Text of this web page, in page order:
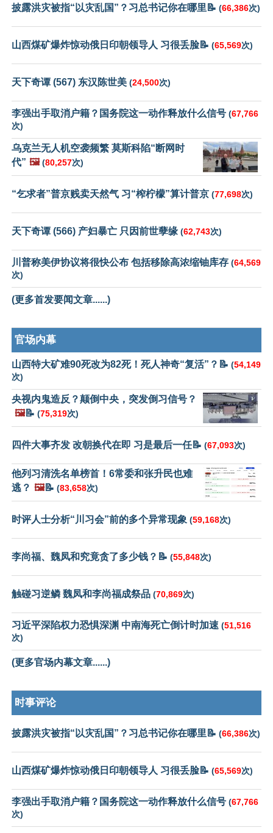
披露洪灾被指“以灾乱国”？习总书记你在哪里📝 (66,386次)
山西煤矿爆炸惊动俄日印朝领导人 习很丢脸📝 (65,569次)
天下奇谭 (567) 东汉陈世美 (24,500次)
李强出手取消户籍？国务院这一动作释放什么信号 (67,766
次)
乌克兰无人机空袭频繁 莫斯科陷“断网时
代” 🖼️ (80,257次)
“乞求者”普京贱卖天然气 习“榨柠檬”算计普京 (77,698次)
天下奇谭 (566) 产妇暴亡 只因前世孽缘 (62,743次)
川普称美伊协议将很快公布 包括移除高浓缩铀库存 (64,569
次)
(更多首发要闻文章......)
官场内幕
山西特大矿难90死改为82死！死人神奇“复活”？📝 (54,149
次)
央视内鬼造反？颠倒中央，突发倒习信号？
🖼️📝 (75,319次)
四件大事齐发 改朝换代在即 习是最后一任📝 (67,093次)
他列习清洗名单榜首！6常委和张升民也难
逃？ 🖼️📝 (83,658次)
时评人士分析“川习会”前的多个异常现象 (59,168次)
李尚福、魏凤和究竟贪了多少钱？📝 (55,848次)
触碰习逆鳞 魏凤和李尚福成祭品 (70,869次)
习近平深陷权力恐惧深渊 中南海死亡倒计时加速 (51,516
次)
(更多官场内幕文章......)
时事评论
披露洪灾被指“以灾乱国”？习总书记你在哪里📝 (66,386次)
山西煤矿爆炸惊动俄日印朝领导人 习很丢脸📝 (65,569次)
李强出手取消户籍？国务院这一动作释放什么信号 (67,766
次)